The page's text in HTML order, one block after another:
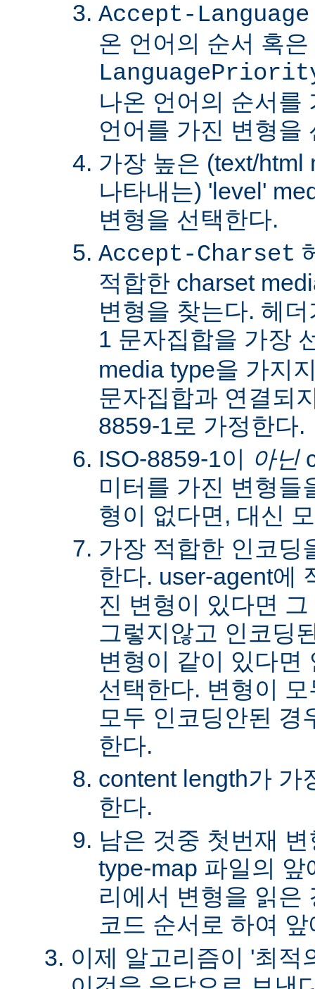
Accept-Language
온 언어의 순서 혹은
나온 언어의 순서를
언어를 가진 변형을
가장 높은 (text/html
나타내는) 'level'
변형을 선택한다.
Accept-Charset
적합한 charset
변형을 찾는다. 헤
1 문자집합을 가장
media type을 가지
문자집합과 연결되
8859-1로 가정한다.
ISO-8859-1이 아닌
미터를 가진 변형들
형이 없다면, 대신
가장 적합한 인코딩
한다. user-agent에
진 변형이 있다면
그렇지않고 인코딩
변형이 같이 있다면
선택한다. 변형이
모두 인코딩안된 경
한다.
content length가 가
한다.
남은 것중 첫번재
type-map 파일의
리에서 변형을 읽은
코드 순서로 하여
이제 알고리즘이 '최적